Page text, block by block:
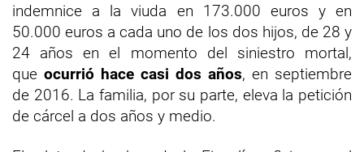
indemnice a la viuda en 173.000 euros y en
50.000 euros a cada uno de los dos hijos, de 28 y
24 años en el momento del siniestro mortal,
que ocurrió hace casi dos años, en septiembre
de 2016. La familia, por su parte, eleva la petición
de cárcel a dos años y medio.